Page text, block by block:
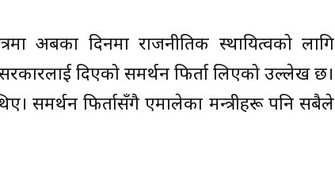
अबका दिनमा राजनीतिक स्थायित्वको लागि
दिएको समर्थन फिर्ता लिएको उल्लेख छ।
समर्थन फिर्तासँगै एमालेका मन्त्रीहरू पनि सबैले